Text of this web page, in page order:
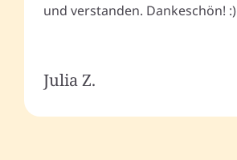
und verstanden. Dankeschön! :)
Julia Z.